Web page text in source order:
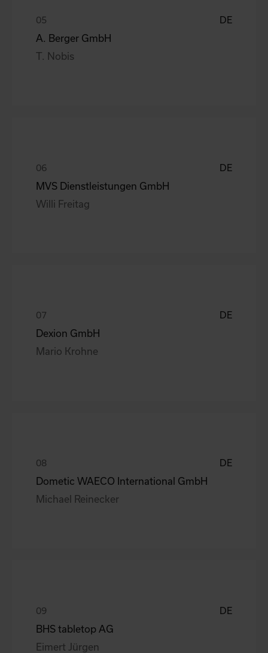
DE
A. Berger GmbH
T. Nobis
DE
MVS Dienstleistungen GmbH
Willi Freitag
DE
Dexion GmbH
Mario Krohne
DE
Dometic WAECO International GmbH
Michael Reinecker
DE
BHS tabletop AG
Eimert Jürgen